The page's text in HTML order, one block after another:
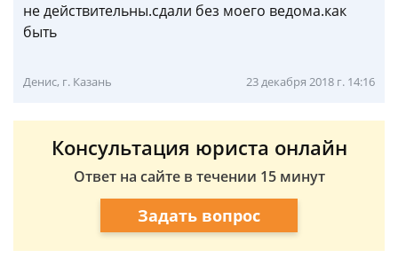
не действительны.сдали без моего ведома.как
быть
Денис, г. Казань 23 декабря 2018 г. 14:16
Консультация юриста онлайн
Ответ на сайте в течении 15 минут
Задать вопрос